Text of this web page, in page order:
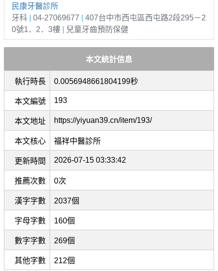
民康牙醫診所
牙科
04-27069677
407台中市西屯區西屯路2段295－2
0號1．2．3樓
兒童牙齒預防保健
本文統計信息
執行時長 0.0056948661804199秒
本文編號 193
本文地址 https://yiyuan39.cn/item/193/
本文核心 福祥中醫診所
更新時間 2026-07-15 03:33:42
推薦次數 0次
漢字字數 2037個
字母字數 160個
數字字數 269個
其他字數 212個